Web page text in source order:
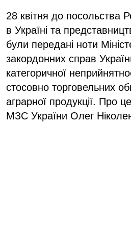
28 квітня до посольства
в Україні та
були передані ноти
закордонних справ
категоричної
стосовно торговельних
аграрної продукції. Про це
МЗС України Олег